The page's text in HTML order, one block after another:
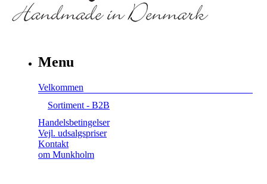
Menu
Velkommen
Sortiment - B2B
Handelsbetingelser
Vejl. udsalgspriser
Kontakt
om Munkholm